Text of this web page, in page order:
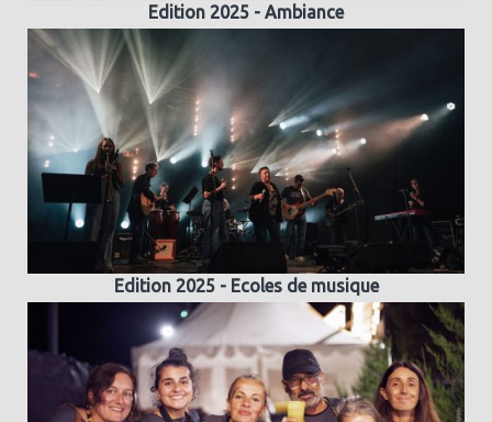
Edition 2025 - Ambiance
Edition 2025 - Ecoles de musique